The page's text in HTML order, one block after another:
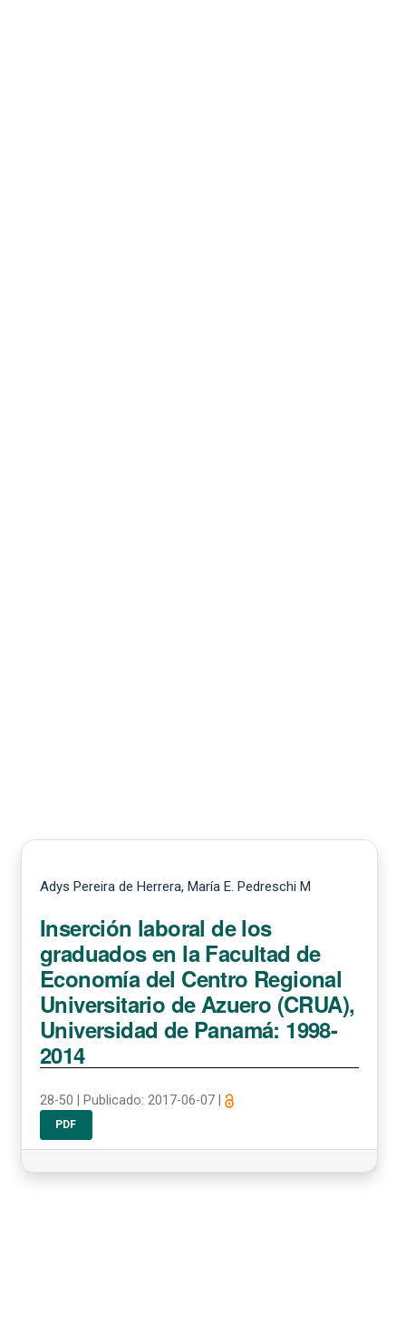
Adys Pereira de Herrera, María E. Pedreschi M
Inserción laboral de los
graduados en la Facultad de
Economía del Centro Regional
Universitario de Azuero (CRUA),
Universidad de Panamá: 1998-
2014
28-50 Publicado: 2017-06-07
PDF